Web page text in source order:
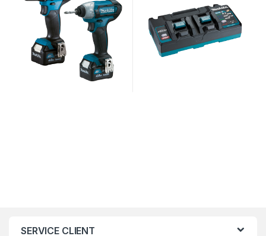
SERVICE CLIENT